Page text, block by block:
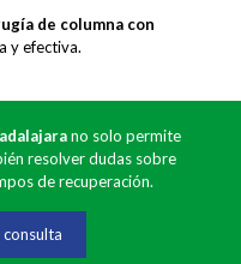
de columna con
y efectiva.
no solo permite
resolver dudas sobre
de recuperación.